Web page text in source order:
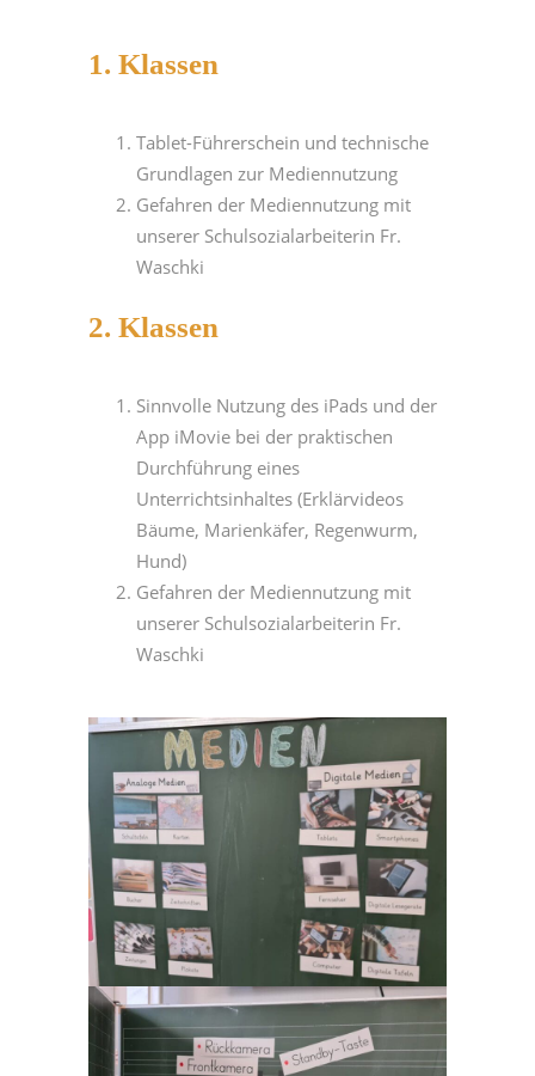
1. Klassen
Tablet-Führerschein und technische
Grundlagen zur Mediennutzung
Gefahren der Mediennutzung mit
unserer Schulsozialarbeiterin Fr.
Waschki
2. Klassen
Sinnvolle Nutzung des iPads und der
App iMovie bei der praktischen
Durchführung eines
Unterrichtsinhaltes (Erklärvideos
Bäume, Marienkäfer, Regenwurm,
Hund)
Gefahren der Mediennutzung mit
unserer Schulsozialarbeiterin Fr.
Waschki